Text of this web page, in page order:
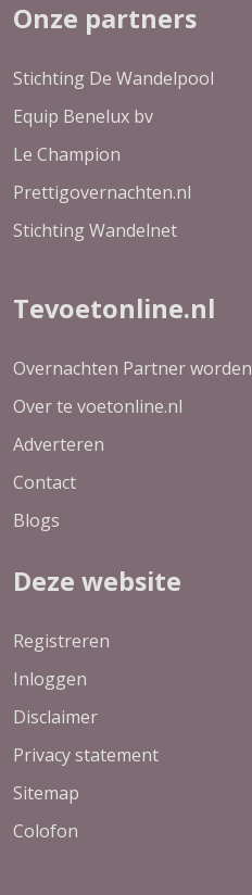
Onze partners
Stichting De Wandelpool
Equip Benelux bv
Le Champion
Prettigovernachten.nl
Stichting Wandelnet
Tevoetonline.nl
Overnachten Partner worden
Over te voetonline.nl
Adverteren
Contact
Blogs
Deze website
Registreren
Inloggen
Disclaimer
Privacy statement
Sitemap
Colofon